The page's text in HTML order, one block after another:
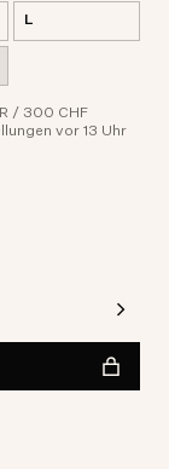
L
/ 300 CHF
vor 13 Uhr